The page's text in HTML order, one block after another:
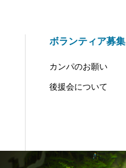
ボランティア募集
カンパのお願い
後援会について